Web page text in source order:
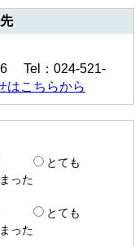
Tel：024-521-
はこちらから
とても
まった
とても
まった